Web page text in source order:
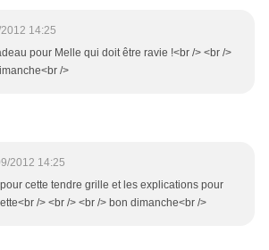
14:25
pour Melle qui doit être ravie !<br /> <br />
/>
2012 14:25
cette tendre grille et les explications pour
/> <br /> <br /> bon dimanche<br />